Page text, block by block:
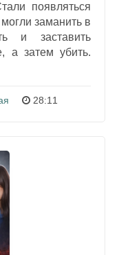
появляться
заманить в
и заставить
а затем убить.
28:11